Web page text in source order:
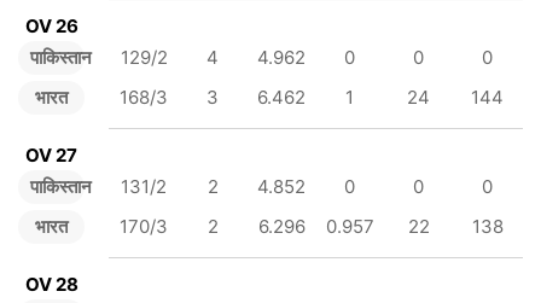
OV 26
पाकिस्तान
भारत
129/2 4 4.962 0 0
0
168/3
3 6.462 1 24 144
OV 27
पाकिस्तान
भारत
131/2 2 4.852 0 0
0
170/3
2 6.296 0.957 22 138
OV 28